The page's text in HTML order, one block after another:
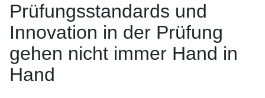
Prüfungsstandards und
Innovation in der Prüfung
gehen nicht immer Hand in
Hand